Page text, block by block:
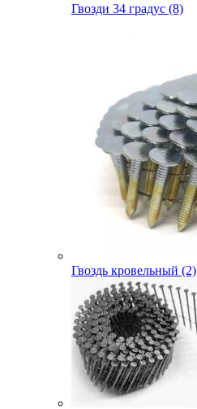
Гвозди 34 градус (8)
Гвоздь кровельный (2)